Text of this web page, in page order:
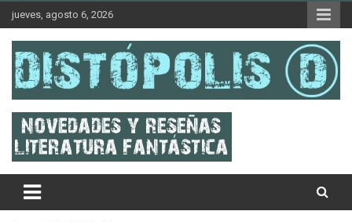
content
jueves, agosto 6, 2026
Distópolis